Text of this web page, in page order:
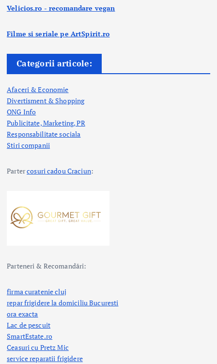
Velicios.ro - recomandare vegan
Filme si seriale pe ArtSpirit.ro
Categorii articole:
Afaceri & Economie
Divertisment & Shopping
ONG Info
Publicitate, Marketing, PR
Responsabilitate sociala
Stiri companii
Partercosuri cadou Craciun:
Parteneri & Recomandări:
firma curatenie cluj
repar frigidere la domiciliu Bucuresti
ora exacta
Lac de pescuit
SmartEstate.ro
Ceasuri cu Pretz Mic
service reparatii frigidere